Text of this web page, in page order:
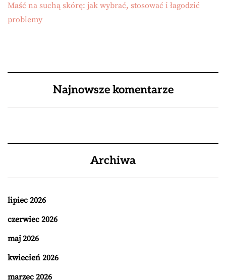
Maść na suchą skórę: jak wybrać, stosować i łagodzić
problemy
Najnowsze komentarze
Archiwa
lipiec 2026
czerwiec 2026
maj 2026
kwiecień 2026
marzec 2026